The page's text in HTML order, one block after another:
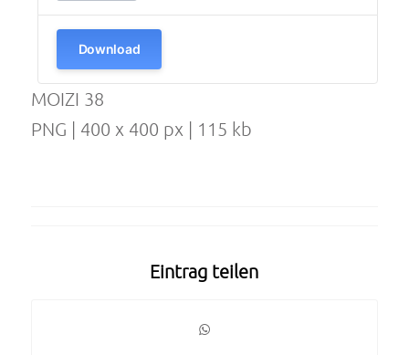
Download
MOIZI 38
PNG | 400 x 400 px | 115 kb
Eintrag teilen